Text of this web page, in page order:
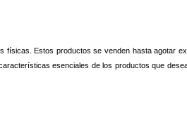
Estos productos se venden hasta agotar
esenciales de los productos que